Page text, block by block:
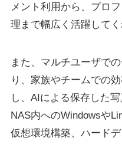
メント利用から、プロ
理まで幅広く活躍してく
また、マルチユーザで
り、家族やチームでの
し、AIによる保存した
NAS内へのWindowsや
仮想環境構築、ハード